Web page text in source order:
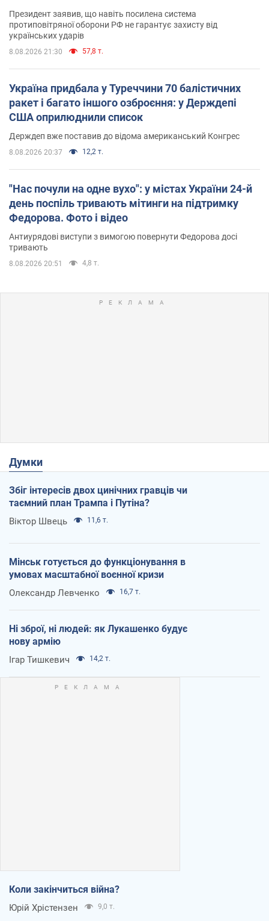
Президент заявив, що навіть посилена система
протиповітряної оборони РФ не гарантує захисту від
українських ударів
8.08.2026 21:30 57,8 т.
Україна придбала у Туреччини 70 балістичних
ракет і багато іншого озброєння: у Держдепі
США оприлюднили список
Держдеп вже поставив до відома американський Конгрес
8.08.2026 20:37 12,2 т.
"Нас почули на одне вухо": у містах України 24-й
день поспіль тривають мітинги на підтримку
Федорова. Фото і відео
Антиурядові виступи з вимогою повернути Федорова досі
тривають
8.08.2026 20:51 4,8 т.
Думки
Збіг інтересів двох цинічних гравців чи
таємний план Трампа і Путіна?
Віктор Швець 11,6 т.
Мінськ готується до функціонування в
умовах масштабної воєнної кризи
Олександр Левченко 16,7 т.
Ні зброї, ні людей: як Лукашенко будує
нову армію
Ігар Тишкевич 14,2 т.
Коли закінчиться війна?
Юрій Хрістензен 9,0 т.